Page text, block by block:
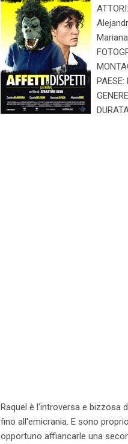
Raquel è l'introversa e bizzosa
fino all'emicrania. E sono
opportuno affiancarle una